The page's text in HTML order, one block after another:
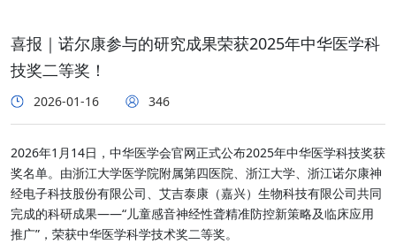
喜报｜诺尔康参与的研究成果荣获2025年中华医学科
技奖二等奖！
2026-01-16 346
2026年1月14日，中华医学会官网正式公布2025年中华医学科技奖获
奖名单。由浙江大学医学院附属第四医院、浙江大学、浙江诺尔康神
经电子科技股份有限公司、艾吉泰康（嘉兴）生物科技有限公司共同
完成的科研成果——“儿童感音神经性聋精准防控新策略及临床应用
推广”，荣获中华医学科学技术奖二等奖。